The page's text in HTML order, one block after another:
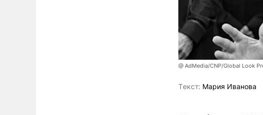
@ AdMedia/CNP/Global Look
Tекст: Мария Иванова